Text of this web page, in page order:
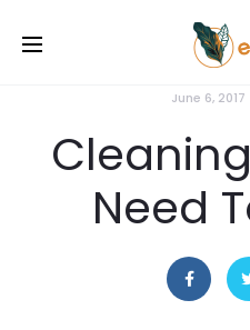
June 6, 2017
Need